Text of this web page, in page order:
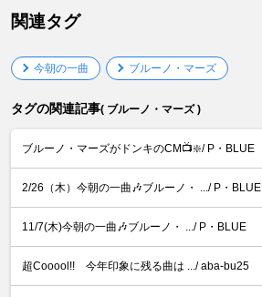
関連タグ
今朝の一曲 ブルーノ・マーズ
タグの関連記事( ブルーノ・マーズ )
ブルーノ・マーズがドンキのCM📺️❇️/ P・BLUE
2/26（木）今朝の一曲🎶ブルーノ・ .../ P・BLUE
11/7(木)今朝の一曲🎶ブルーノ・ .../ P・BLUE
超Cooool!! 今年印象に残る曲は .../ aba-bu25